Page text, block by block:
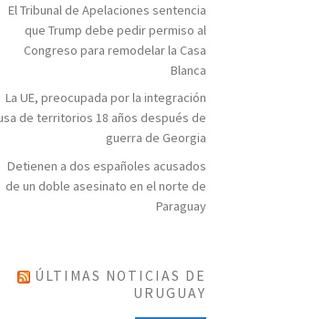
El Tribunal de Apelaciones sentencia
que Trump debe pedir permiso al
Congreso para remodelar la Casa
Blanca
La UE, preocupada por la integración
de territorios 18 años después de
guerra de Georgia
Detienen a dos españoles acusados
de un doble asesinato en el norte de
Paraguay
ÚLTIMAS NOTICIAS DE
URUGUAY